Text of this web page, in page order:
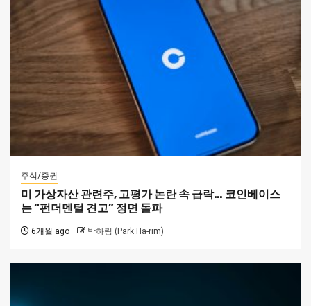
주식/증권
미 가상자산 관련주, 고평가 논란 속 급락… 코인베이스
는 “펀더멘털 견고” 정면 돌파
6개월 ago 박하림 (Park Ha-rim)